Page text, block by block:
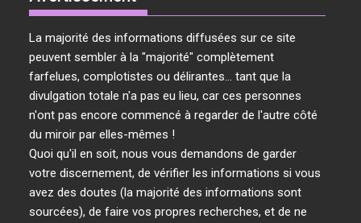
La majorité des informations diffusées sur ce site
peuvent sembler à la "majorité" complètement
farfelues, complotistes ou délirantes... tant que la
divulgation totale n'a pas eu lieu, car ces personnes
n'ont pas encore commencé à regarder de l'autre côté
du miroir par elles-mêmes !
Quoi qu'il en soit, nous vous demandons de garder
votre discernement, de vérifier les informations si vous
avez des doutes (la majorité des informations sont
sourcées), de faire vos propres recherches, et de ne